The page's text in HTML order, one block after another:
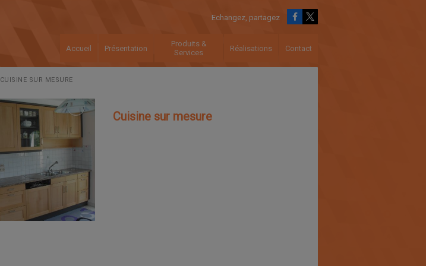
Echangez, partagez
Accueil Présentation
Produits &
Services
Réalisations Contact
CUISINE SUR MESURE
Cuisine sur mesure